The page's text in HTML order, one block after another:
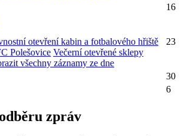
16
otevření kabin a fotbalového hřiště
Polešovice Večerní otevřené sklepy
všechny záznamy ze dne
23
30
6
zpráv